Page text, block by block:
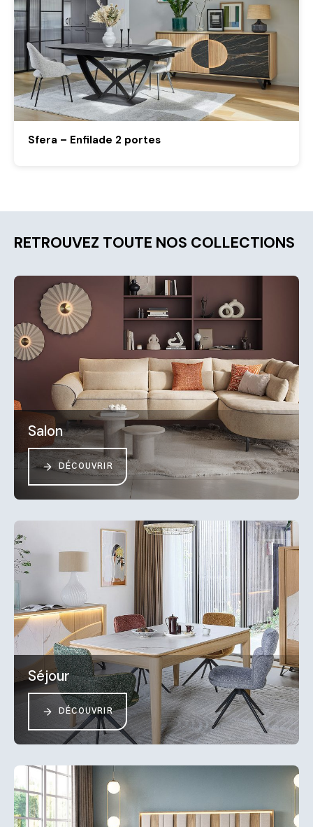
Sfera – Enfilade 2 portes
RETROUVEZ TOUTE NOS COLLECTIONS
Salon
DÉCOUVRIR
Séjour
DÉCOUVRIR